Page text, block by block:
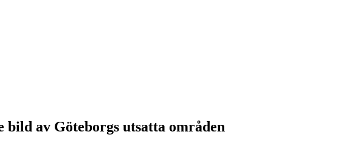
bild av Göteborgs utsatta områden